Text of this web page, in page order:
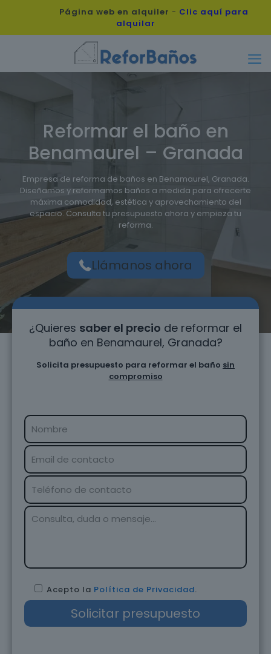
Página web en alquiler - Clic aquí para
alquilar
Reformar el baño en
Benamaurel – Granada
Empresa de reforma de baños en Benamaurel, Granada.
Diseñamos y reformamos baños a medida para ofrecerte
máxima comodidad, estética y aprovechamiento del
espacio. Consulta tu presupuesto ahora y empieza tu
reforma.
Llámanos ahora
¿Quieres saber el precio de reformar el
baño en Benamaurel, Granada?
Solicita presupuesto para reformar el baño sin
compromiso
Acepto la Política de Privacidad.